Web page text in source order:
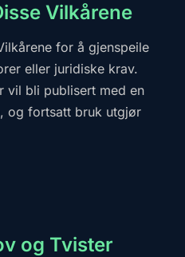
Vilkårene
for å gjenspeile
eller juridiske krav.
vil bli publisert med en
og fortsatt bruk utgjør
og Tvister